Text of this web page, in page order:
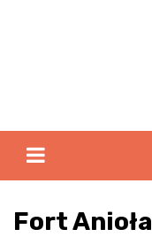
Fort Anioła